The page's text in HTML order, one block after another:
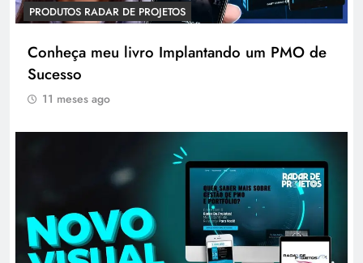
PRODUTOS RADAR DE PROJETOS
Conheça meu livro Implantando um PMO de
Sucesso
11 meses ago